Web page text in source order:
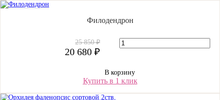
Филодендрон
25 850 ₽
20 680 ₽
В корзину
Купить в 1 клик